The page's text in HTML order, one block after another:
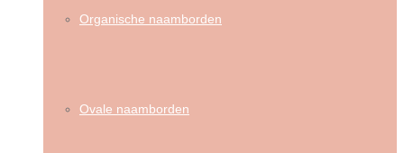
Organische naamborden
Ovale naamborden